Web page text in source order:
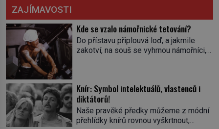
ZAJÍMAVOSTI
Kde se vzalo námořnické tetování?
Do přístavu připlouvá loď, a jakmile
zakotví, na souš se vyhrnou námořníci,
potetované paže. Námořnická kérka je
totiž něco jako uniforma. Tetování jako
takové má velmi hlubokou minulost.
Tetovaný je už pračlověk Ötzi, který
Knír: Symbol intelektuálů, vlastenců i
diktátorů!
Naše pravěké předky můžeme z módní
přehlídky knírů rovnou vyškrtnout,